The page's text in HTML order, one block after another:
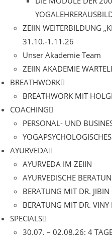
ZEIIN WEITERBILDUNG
31.10.-1.11.26
Unser Akademie Team
ZEIIN AKADEMIE
BREATHWORK
BREATHWORK MIT
COACHING
PERSONAL- UND
AYURVEDA
AYURVEDA IM ZEIIN
AYURVEDISCHE
BERATUNG MIT DR.
BERATUNG MIT DR. VINY
SPECIALS
30.07. – 02.08.26: 4 TAGE